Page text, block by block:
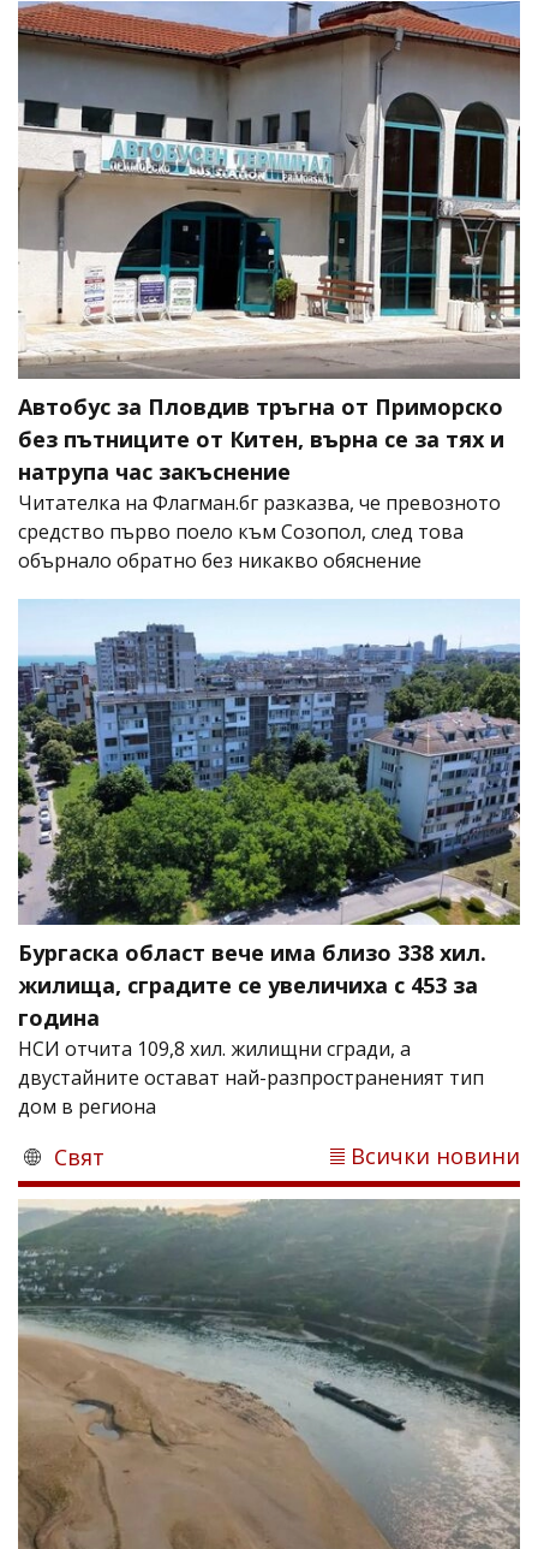
Автобус за Пловдив тръгна от Приморско
без пътниците от Китен, върна се за тях и
натрупа час закъснение
Читателка на Флагман.бг разказва, че превозното
средство първо поело към Созопол, след това
обърнало обратно без никакво обяснение
Бургаска област вече има близо 338 хил.
жилища, сградите се увеличиха с 453 за
година
НСИ отчита 109,8 хил. жилищни сгради, а
двустайните остават най-разпространеният тип
дом в региона
Свят Всички новини